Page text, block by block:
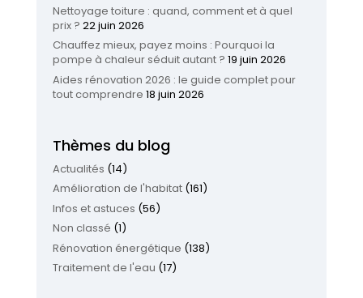
Nettoyage toiture : quand, comment et à quel
prix ? 22 juin 2026
Chauffez mieux, payez moins : Pourquoi la
pompe à chaleur séduit autant ? 19 juin 2026
Aides rénovation 2026 : le guide complet pour
tout comprendre 18 juin 2026
Thèmes du blog
Actualités (14)
Amélioration de l'habitat(161)
Infos et astuces (56)
Non classé (1)
Rénovation énergétique (138)
Traitement de l'eau (17)